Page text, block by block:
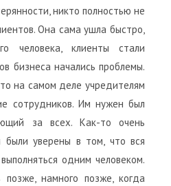
никто полностью не
Она сама ушла быстро,
человека, клиенты стали
бизнеса начались проблемы.
на самом деле учредителям
сотрудников. Им нужен был
за всех. Как-то очень
были уверены в том, что вся
одним человеком.
намного позже, когда